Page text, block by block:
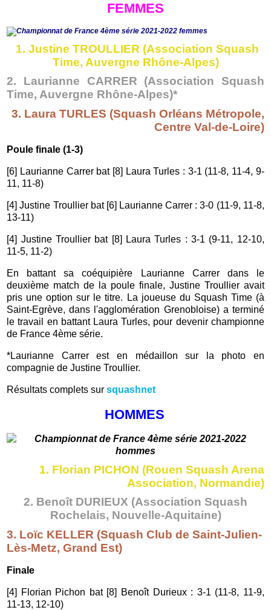
FEMMES
1. Justine TROULLIER (Association Squash
Time, Auvergne Rhône-Alpes)
2. Laurianne CARRER (Association Squash
Time, Auvergne Rhône-Alpes)*
3. Laura TURLES (Squash Orléans Métropole,
Centre Val-de-Loire)
Poule finale (1-3)
[6] Laurianne Carrer bat [8] Laura Turles : 3-1 (11-8, 11-4, 9-
11, 11-8)
[4] Justine Troullier bat [6] Laurianne Carrer : 3-0 (11-9, 11-8,
13-11)
[4] Justine Troullier bat [8] Laura Turles : 3-1 (9-11, 12-10,
11-5, 11-2)
En battant sa coéquipière Laurianne Carrer dans le
deuxième match de la poule finale, Justine Troullier avait
pris une option sur le titre. La joueuse du Squash Time (à
Saint-Egrève, dans l'agglomération Grenobloise) a terminé
le travail en battant Laura Turles, pour devenir championne
de France 4ème série.
*Laurianne Carrer est en médaillon sur la photo en
compagnie de Justine Troullier.
Résultats complets sursquashnet
HOMMES
1. Florian PICHON (Rouen Squash Arena
Association, Normandie)
2. Benoît DURIEUX (Association Squash
Rochelais, Nouvelle-Aquitaine)
3. Loïc KELLER (Squash Club de Saint-Julien-
Lès-Metz, Grand Est)
Finale
[4] Florian Pichon bat [8] Benoît Durieux : 3-1 (11-8, 11-9,
11-13, 12-10)